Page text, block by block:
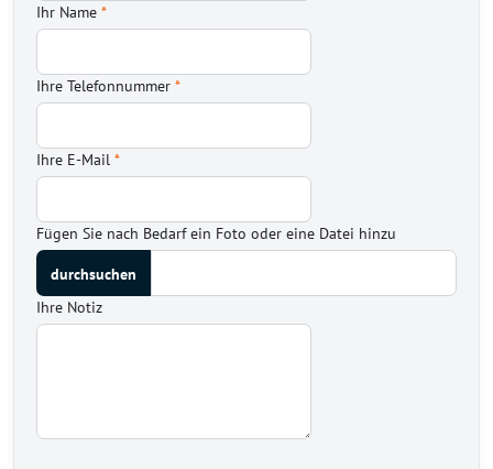
Ihr Name *
Ihre Telefonnummer *
Ihre E-Mail *
Fügen Sie nach Bedarf ein Foto oder eine Datei hinzu
Ihre Notiz